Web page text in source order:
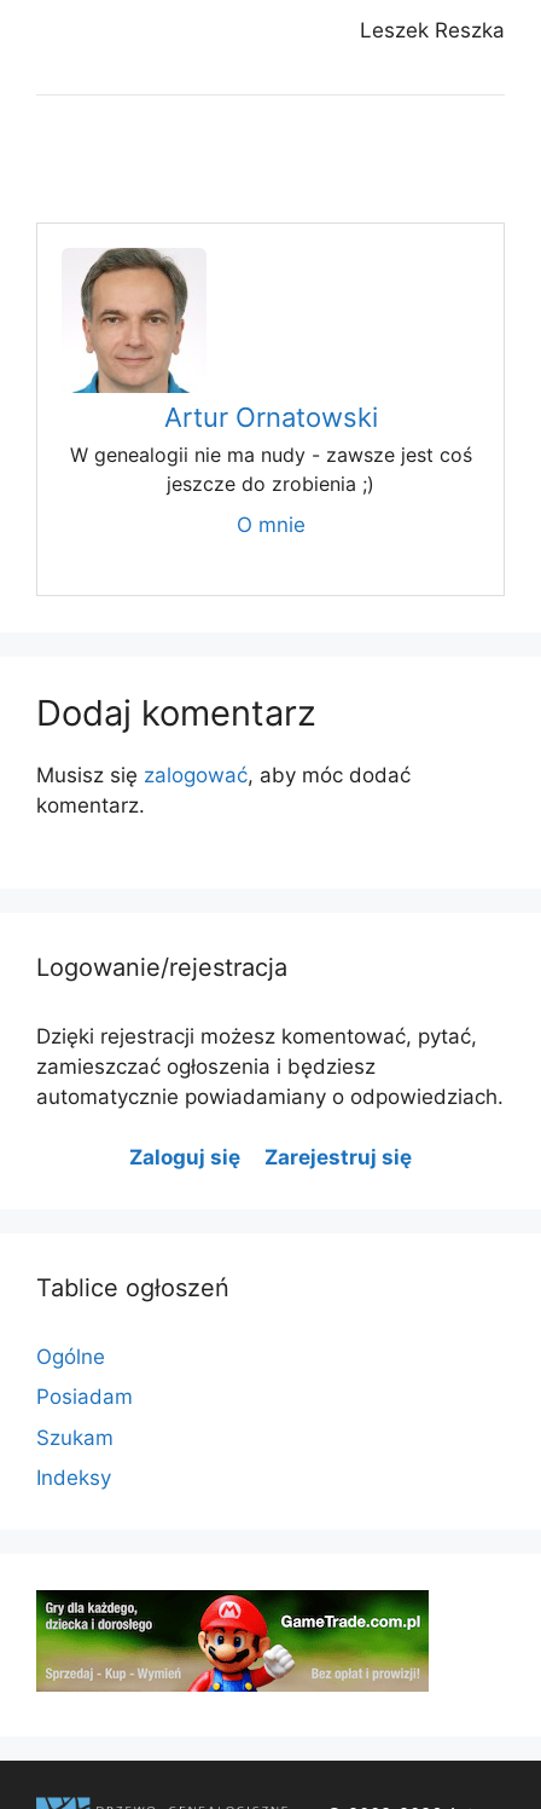
Leszek Reszka
Artur Ornatowski
W genealogii nie ma nudy - zawsze jest coś
jeszcze do zrobienia ;)
O mnie
Dodaj komentarz
Musisz się zalogować, aby móc dodać
komentarz.
Logowanie/rejestracja
Dzięki rejestracji możesz komentować, pytać,
zamieszczać ogłoszenia i będziesz
automatycznie powiadamiany o odpowiedziach.
Zaloguj się Zarejestruj się
Tablice ogłoszeń
Ogólne
Posiadam
Szukam
Indeksy